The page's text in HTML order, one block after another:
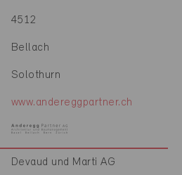
4512
Bellach
Solothurn
www.andereggpartner.ch
Devaud und Marti AG